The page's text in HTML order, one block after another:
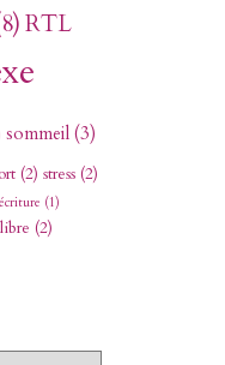
RTL
sommeil(3)
(2) stress(2)
écriture (1)
(2)